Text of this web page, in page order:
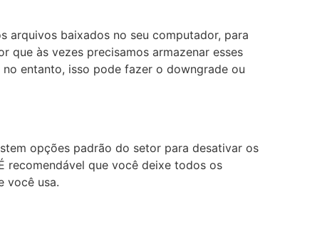
arquivos baixados no seu computador, para
que às vezes precisamos armazenar esses
entanto, isso pode fazer o downgrade ou
opções padrão do setor para desativar os
recomendável que você deixe todos os
você usa.